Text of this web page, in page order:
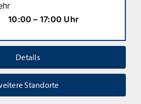
– 17:00 Uhr
Details
Standorte